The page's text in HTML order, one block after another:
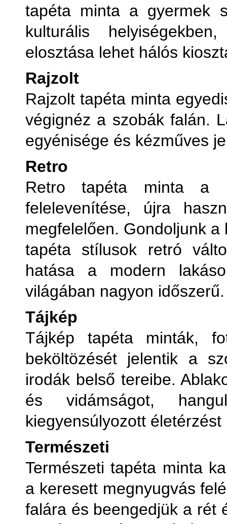
tapéta minta a gyermek
kulturális
elosztása lehet hálós
Rajzolt
Rajzolt tapéta minta
végignéz a szobák falán.
egyénisége és kézműves
Retro
Retro tapéta minta a
felelevenítése, újra
megfelelően. Gondoljunk
tapéta stílusok retró
hatása a modern
világában nagyon időszerű.
Tájkép
Tájkép tapéta minták,
beköltözését jelentik a
irodák belső tereibe.
és vidámságot,
kiegyensúlyozott
Természeti
Természeti tapéta minta
a keresett megnyugvás
falára és beengedjük a rét